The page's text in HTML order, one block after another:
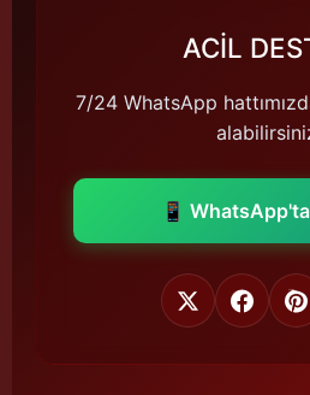
ACİL
7/24 WhatsApp
📱